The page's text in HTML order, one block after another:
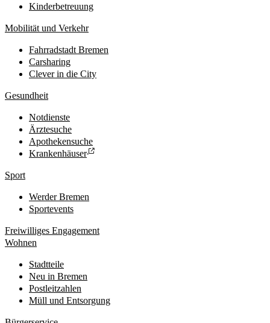
Kinderbetreuung
Mobilität und Verkehr
Fahrradstadt Bremen
Carsharing
Clever in die City
Gesundheit
Notdienste
Ärztesuche
Apothekensuche
Krankenhäuser
Sport
Werder Bremen
Sportevents
Freiwilliges Engagement
Wohnen
Stadtteile
Neu in Bremen
Postleitzahlen
Müll und Entsorgung